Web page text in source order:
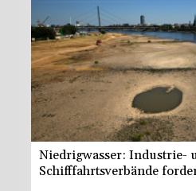
Niedrigwasser: Industrie-
Schifffahrtsverbände